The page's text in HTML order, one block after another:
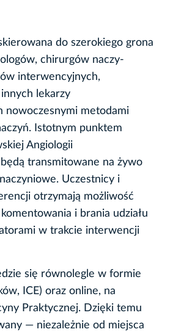
do szerokiego grona
chirurgów naczy­
interwencyjnych,
lekarzy
nowoczesnymi metodami
Istotnym punktem
Angiologii
transmitowane na żywo
Uczestnicy i
otrzymają możliwość
i brania udziału
w trakcie interwencji
się równolegle w formie
ICE) oraz online, na
Praktycznej. Dzięki temu
— niezależnie od miejsca